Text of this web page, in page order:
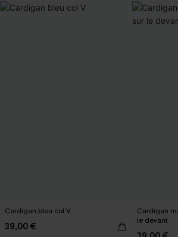
Cardigan bleu col V
39,00 €
Cardigan
le devant